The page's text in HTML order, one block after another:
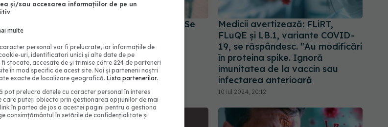
un
Ce s-a
XEC, noua variantă COVID. Se
16 sep 2024, 08:42
Medicii avertizează: FLiRT,
FLuQE și LB.1, variante COVID-
19, se răspândesc. "Au modificări
în proteina spike. Ignoră
imunitatea de la vaccin sau
infectarea anterioară
10 iul 2024, 20:12
și/sau accesarea informațiilor de pe un
multe
personal vor fi prelucrate, iar informațiile de
uri, identificatori unici și alte date de pe
stocate, accesate de și trimise către 224 de parteneri
în mod specific de acest site. Noi și partenerii noștri
exacte de localizare geografică. Lista partenerilor.
pot prelucra datele cu caracter personal în interes
care puteți obiecta prin gestionarea opțiunilor de mai
în partea de jos a acestei pagini pentru a gestiona
consimțământul în setările de confidențialitate și